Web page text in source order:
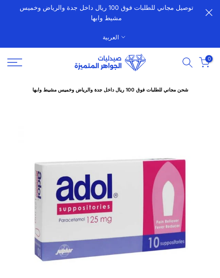
الانتقالتوصيل مجاني للطلبات فوق 100 ريال داخل جدة والرياض وخميس
مشيط وابها
العربية
0
شحن مجاني للطلبات فوق 100 ريال داخل جدة والرياض وخميس مشيط وابها